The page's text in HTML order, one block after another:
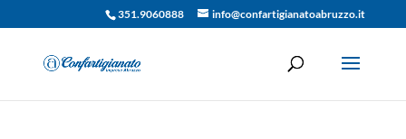
351.9060888 info@confartigianatoabruzzo.it